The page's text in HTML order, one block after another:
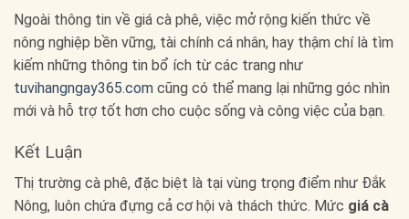
Ngoài thông tin về giá cà phê, việc mở rộng kiến thức về
nông nghiệp bền vững, tài chính cá nhân, hay thậm chí là tìm
kiếm những thông tin bổ ích từ các trang như
tuvihangngay365.com cũng có thể mang lại những góc nhìn
mới và hỗ trợ tốt hơn cho cuộc sống và công việc của bạn.
Kết Luận
Thị trường cà phê, đặc biệt là tại vùng trọng điểm như Đắk
Nông, luôn chứa đựng cả cơ hội và thách thức. Mức giá cà